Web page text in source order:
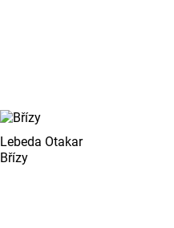
Lebeda Otakar
Břízy